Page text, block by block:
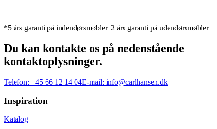
*5 års garanti på indendørsmøbler. 2 års garanti på udendørsmøbler
Du kan kontakte os på nedenstående
kontaktoplysninger.
Telefon: +45 66 12 14 04E-mail: info@carlhansen.dk
Inspiration
Katalog